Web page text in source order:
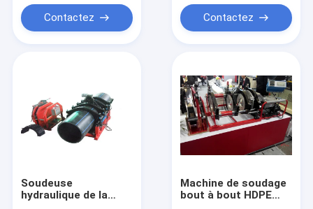
Contactez Contactez
Soudeuse
hydraulique de la
Machine de soudage
bout à bout HDPE